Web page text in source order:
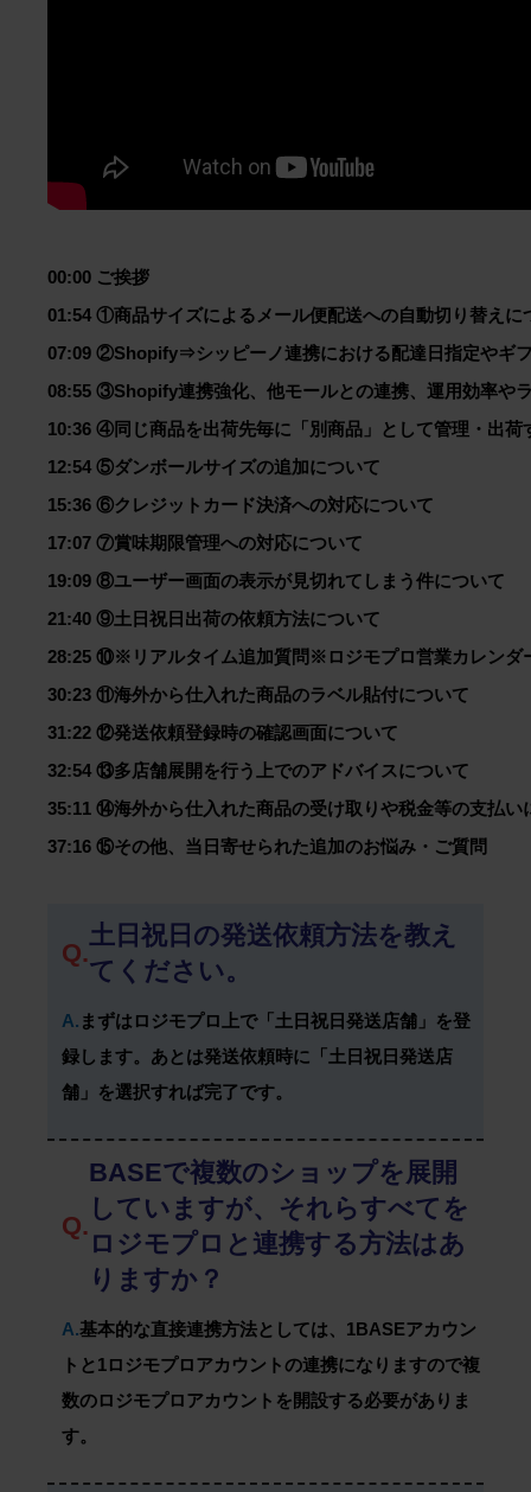
00:00 ご挨拶
01:54 ①商品サイズによるメール便配送への自動切り替えに
07:09 ②Shopify⇒シッピーノ連携における配達日指定やギ
08:55 ③Shopify連携強化、他モールとの連携、運用効率や
10:36 ④同じ商品を出荷先毎に「別商品」として管理・出荷
12:54 ⑤ダンボールサイズの追加について
15:36 ⑥クレジットカード決済への対応について
17:07 ⑦賞味期限管理への対応について
19:09 ⑧ユーザー画面の表示が見切れてしまう件について
21:40 ⑨土日祝日出荷の依頼方法について
28:25 ⑩※リアルタイム追加質問※ロジモプロ営業カレンダ
30:23 ⑪海外から仕入れた商品のラベル貼付について
31:22 ⑫発送依頼登録時の確認画面について
32:54 ⑬多店舗展開を行う上でのアドバイスについて
35:11 ⑭海外から仕入れた商品の受け取りや税金等の支払い
37:16 ⑮その他、当日寄せられた追加のお悩み・ご質問
Q.
土日祝日の発送依頼方法を教え
てください。
A. まずはロジモプロ上で「土日祝日発送店舗」を登
録します。あとは発送依頼時に「土日祝日発送店
舗」を選択すれば完了です。
Q.
BASEで複数のショップを展開
していますが、それらすべてを
ロジモプロと連携する方法はあ
りますか？
A.基本的な直接連携方法としては、1BASEアカウン
トと1ロジモプロアカウントの連携になりますので複
数のロジモプロアカウントを開設する必要がありま
す。